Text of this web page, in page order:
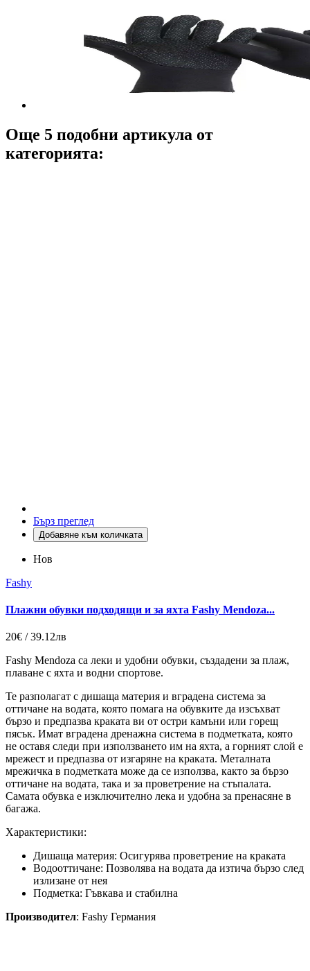
Още 5 подобни артикула от
категорията:
Бърз преглед
Добавяне към количката
Нов
Fashy
Плажни обувки подходящи и за яхта Fashy Mendoza...
20€ / 39.12лв
Fashy Mendoza са леки и удобни обувки, създадени за плаж,
плаване с яхта и водни спортове.
Те разполагат с дишаща материя и вградена система за
оттичане на водата, която помага на обувките да изсъхват
бързо и предпазва краката ви от остри камъни или горещ
пясък. Имат вградена дренажна система в подметката, която
не оставя следи при използването им на яхта, а горният слой е
мрежест и предпазва от изгаряне на краката. Металната
мрежичка в подметката може да се използва, както за бързо
оттичане на водата, така и за проветрение на стъпалата.
Самата обувка е изключително лека и удобна за пренасяне в
багажа.
Характеристики:
Дишаща материя: Осигурява проветрение на краката
Водооттичане: Позволява на водата да изтича бързо след
излизане от нея
Подметка: Гъвкава и стабилна
Производител: Fashy Германия